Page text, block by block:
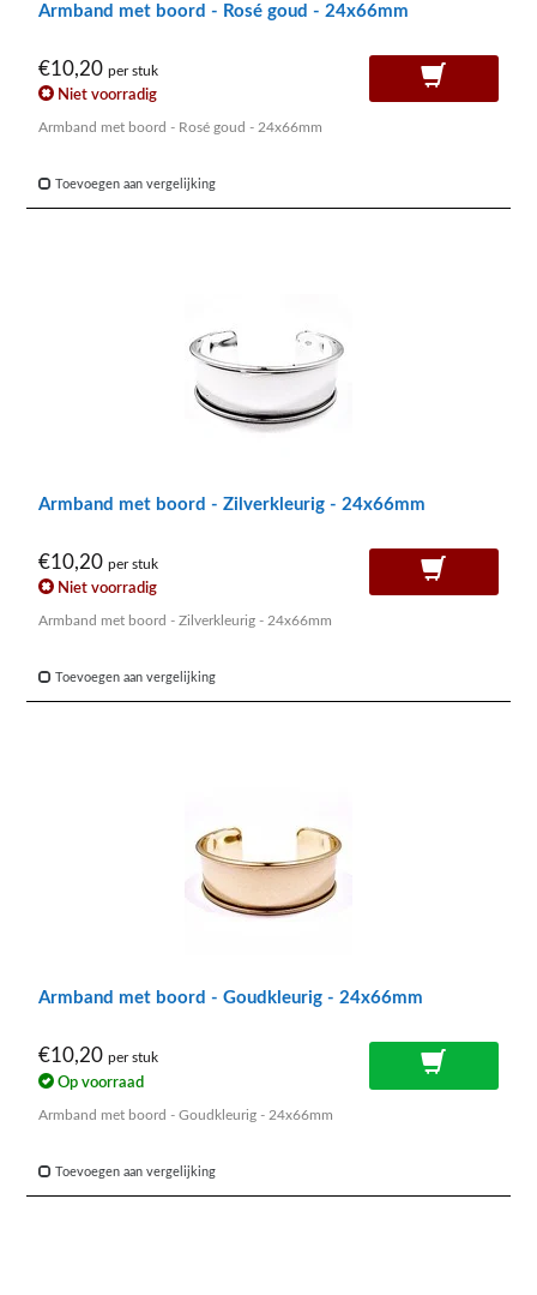
Armband met boord - Rosé goud - 24x66mm
€10,20 per stuk
Niet voorradig
Armband met boord - Rosé goud - 24x66mm
Toevoegen aan vergelijking
Armband met boord - Zilverkleurig - 24x66mm
€10,20 per stuk
Niet voorradig
Armband met boord - Zilverkleurig - 24x66mm
Toevoegen aan vergelijking
Armband met boord - Goudkleurig - 24x66mm
€10,20 per stuk
Op voorraad
Armband met boord - Goudkleurig - 24x66mm
Toevoegen aan vergelijking